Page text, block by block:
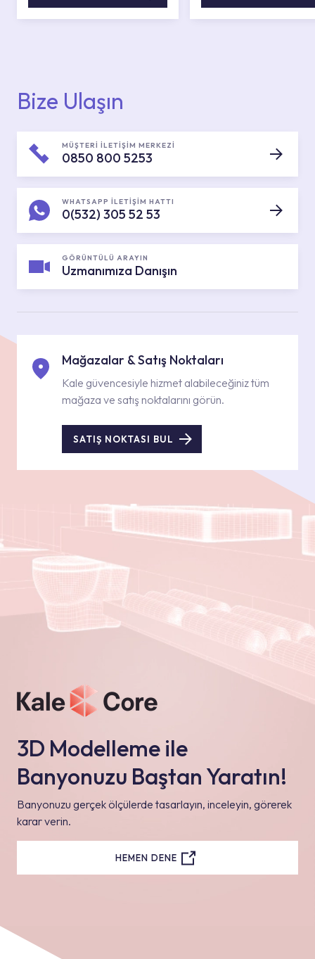
Bize Ulaşın
MÜŞTERİ İLETİŞİM MERKEZİ
0850 800 5253
WHATSAPP İLETİŞİM HATTI
0(532) 305 52 53
GÖRÜNTÜLÜ ARAYIN
Uzmanımıza Danışın
Mağazalar & Satış Noktaları
Kale güvencesiyle hizmet alabileceğiniz tüm
mağaza ve satış noktalarını görün.
SATIŞ NOKTASI BUL
3D Modelleme ile
Banyonuzu Baştan Yaratın!
Banyonuzu gerçek ölçülerde tasarlayın, inceleyin, görerek
karar verin.
HEMEN DENE